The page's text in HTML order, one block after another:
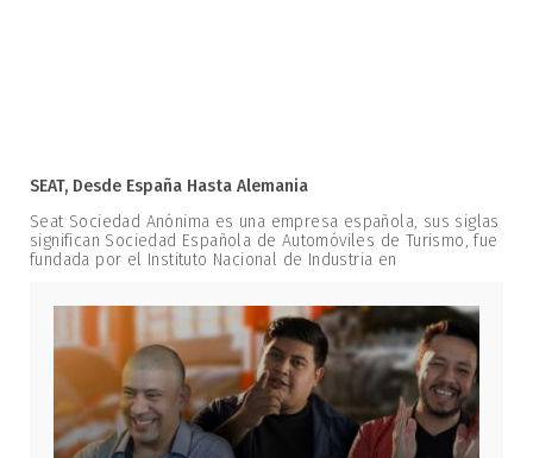
SEAT, Desde España Hasta Alemania
Seat Sociedad Anónima es una empresa española, sus siglas
significan Sociedad Española de Automóviles de Turismo, fue
fundada por el Instituto Nacional de Industria en